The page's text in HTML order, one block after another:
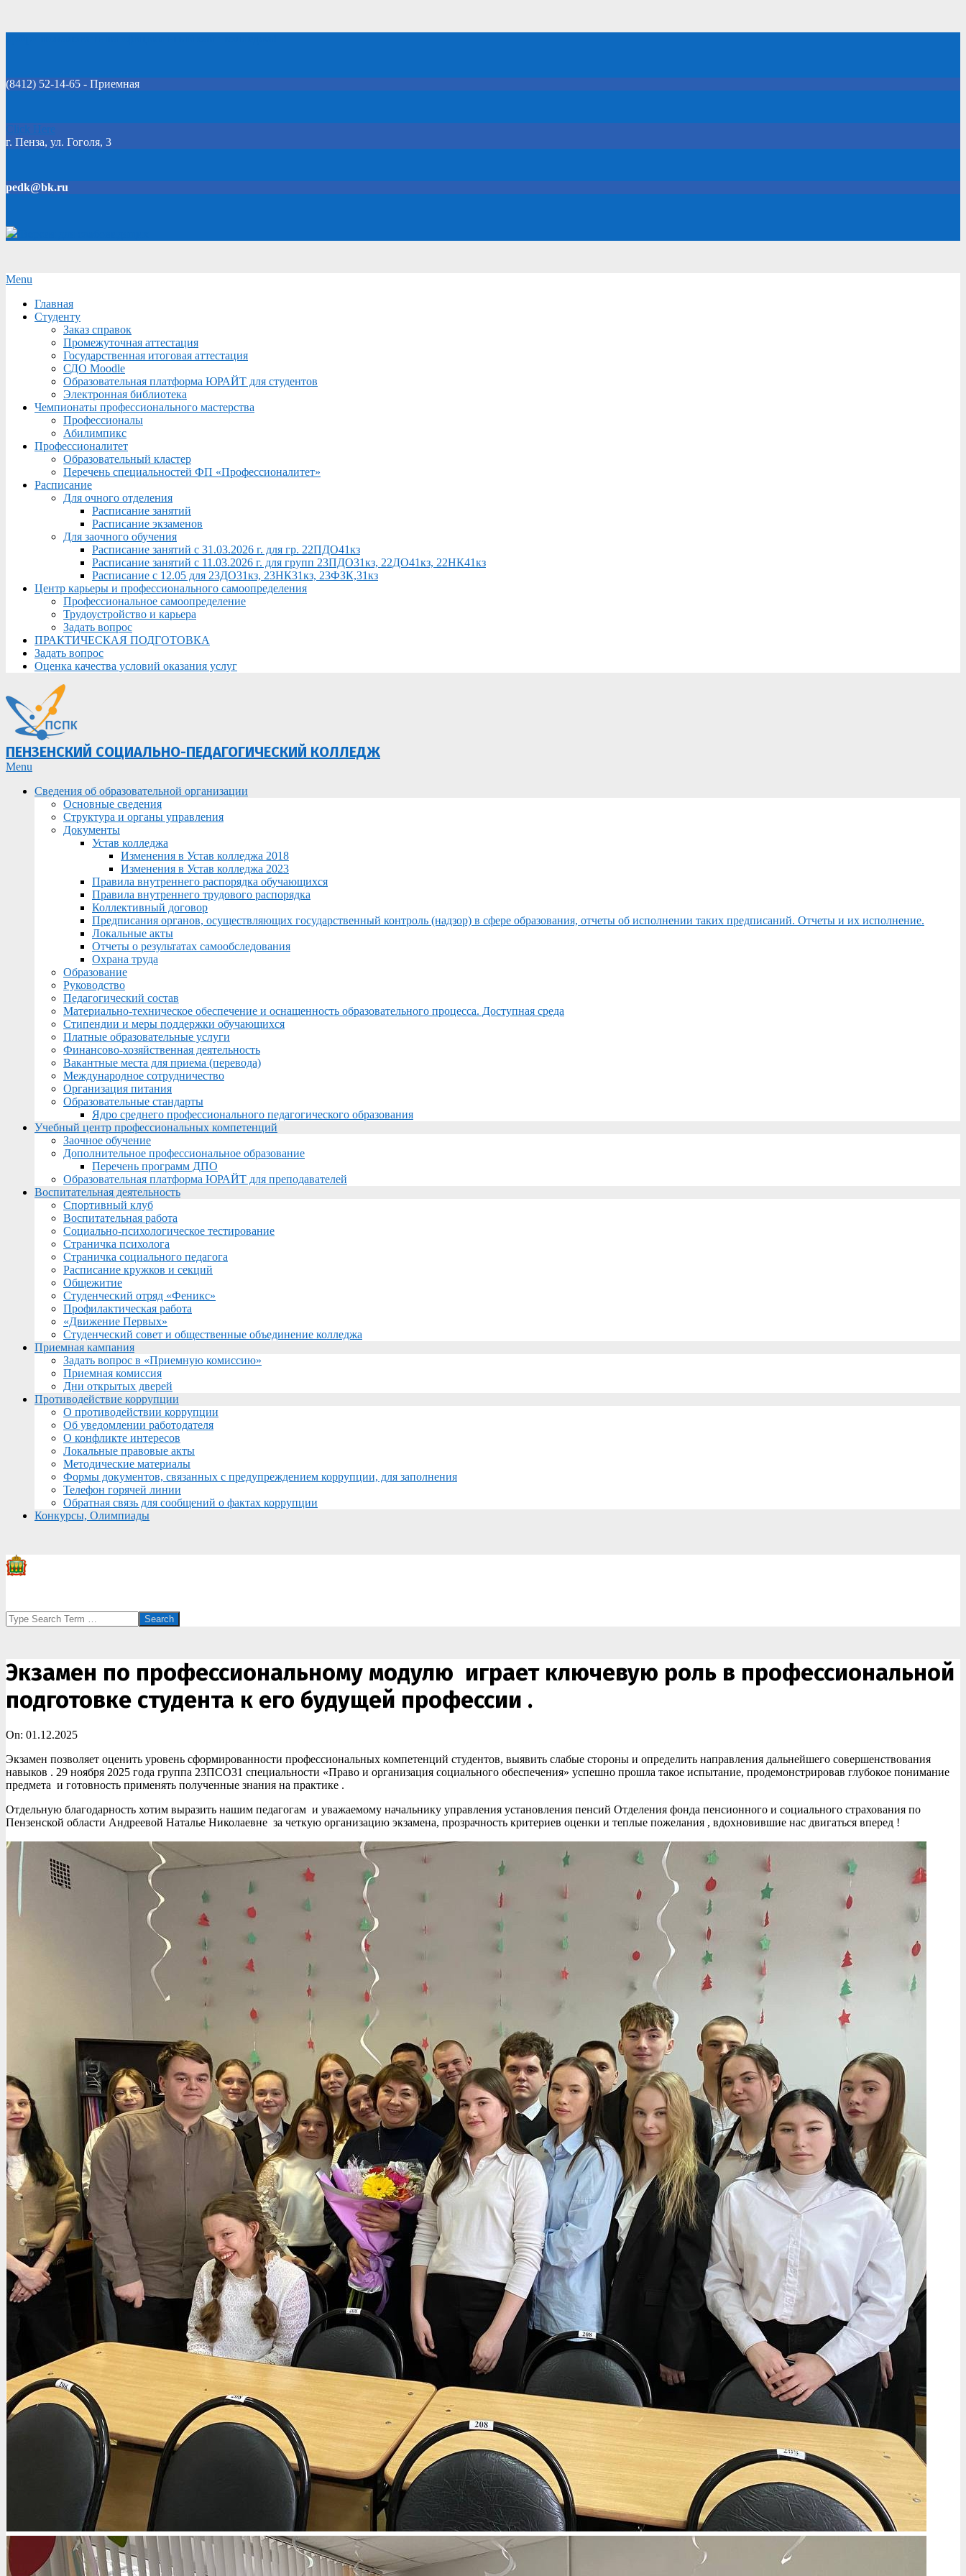
(8412) 52-14-65 - Приемная
Click Here
г. Пенза, ул. Гоголя, 3
pedk@bk.ru
Secondary
Menu
Menu
Главная
Студенту
Заказ справок
Промежуточная аттестация
Государственная итоговая аттестация
СДО Moodle
Образовательная платформа ЮРАЙТ для студентов
Электронная библиотека
Чемпионаты профессионального мастерства
Профессионалы
Абилимпикс
Профессионалитет
Образовательный кластер
Перечень специальностей ФП «Профессионалитет»
Расписание
Для очного отделения
Расписание занятий
Расписание экзаменов
Для заочного обучения
Расписание занятий с 31.03.2026 г. для гр. 22ПДО41кз
Расписание занятий с 11.03.2026 г. для групп 23ПДО31кз, 22ДО41кз, 22НК41кз
Расписание с 12.05 для 23ДО31кз, 23НК31кз, 23ФЗК,31кз
Центр карьеры и профессионального самоопределения
Профессиональное самоопределение
Трудоустройство и карьера
Задать вопрос
ПРАКТИЧЕСКАЯ ПОДГОТОВКА
Задать вопрос
Оценка качества условий оказания услуг
ПЕНЗЕНСКИЙ СОЦИАЛЬНО-ПЕДАГОГИЧЕСКИЙ КОЛЛЕДЖ
Primary
Menu
Menu
Сведения об образовательной организации
Основные сведения
Структура и органы управления
Документы
Устав колледжа
Изменения в Устав колледжа 2018
Изменения в Устав колледжа 2023
Правила внутреннего распорядка обучающихся
Правила внутреннего трудового распорядка
Коллективный договор
Предписания органов, осуществляющих государственный контроль (надзор) в сфере образования, отчеты об исполнении таких предписаний. Отчеты и их исполнение.
Локальные акты
Отчеты о результатах самообследования
Охрана труда
Образование
Руководство
Педагогический состав
Материально-техническое обеспечение и оснащенность образовательного процесса. Доступная среда
Стипендии и меры поддержки обучающихся
Платные образовательные услуги
Финансово-хозяйственная деятельность
Вакантные места для приема (перевода)
Международное сотрудничество
Организация питания
Образовательные стандарты
Ядро среднего профессионального педагогического образования
Учебный центр профессиональных компетенций
Заочное обучение
Дополнительное профессиональное образование
Перечень программ ДПО
Образовательная платформа ЮРАЙТ для преподавателей
Воспитательная деятельность
Спортивный клуб
Воспитательная работа
Социально-психологическое тестирование
Страничка психолога
Страничка социального педагога
Расписание кружков и секций
Общежитие
Студенческий отряд «Феникс»
Профилактическая работа
«Движение Первых»
Студенческий совет и общественные объединение колледжа
Приемная кампания
Задать вопрос в «Приемную комиссию»
Приемная комиссия
Дни открытых дверей
Противодействие коррупции
О противодействии коррупции
Об уведомлении работодателя
О конфликте интересов
Локальные правовые акты
Методические материалы
Формы документов, связанных с предупреждением коррупции, для заполнения
Телефон горячей линии
Обратная связь для сообщений о фактах коррупции
Конкурсы, Олимпиады
Search
Экзамен по профессиональному модулю играет ключевую роль в профессиональной
подготовке студента к его будущей профессии .
On: 01.12.2025
Экзамен позволяет оценить уровень сформированности профессиональных компетенций студентов, выявить слабые стороны и определить направления дальнейшего совершенствования
навыков . 29 ноября 2025 года группа 23ПСО31 специальности «Право и организация социального обеспечения» успешно прошла такое испытание, продемонстрировав глубокое понимание
предмета и готовность применять полученные знания на практике .
Отдельную благодарность хотим выразить нашим педагогам и уважаемому начальнику управления установления пенсий Отделения фонда пенсионного и социального страхования по
Пензенской области Андреевой Наталье Николаевне за четкую организацию экзамена, прозрачность критериев оценки и теплые пожелания , вдохновившие нас двигаться вперед !